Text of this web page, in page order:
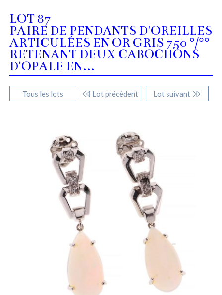
LOT 87
PAIRE DE PENDANTS D'OREILLES
ARTICULÉES EN OR GRIS 750 °/°°
RETENANT DEUX CABOCHONS
D'OPALE EN...
Tous les lots Lot précédent Lot suivant